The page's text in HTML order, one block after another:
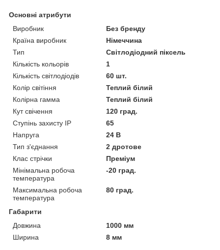
Основні атрибути
Виробник
Без бренду
Країна виробник
Німеччина
Тип
Світлодіодний піксель
Кількість кольорів
1
Кількість світлодіодів
60 шт.
Колір світіння
Теплий білий
Колірна гамма
Теплий білий
Кут свічення
120 град.
Ступінь захисту IP
65
Напруга
24 В
Тип з'єднання
2 дротове
Клас стрічки
Преміум
Мінімальна робоча
температура
-20 град.
Максимальна робоча
температура
80 град.
Габарити
Довжина
1000 мм
Ширина
8 мм